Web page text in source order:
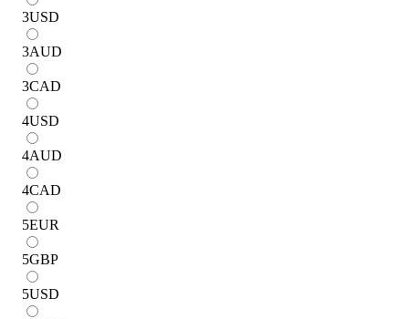
3USD
3AUD
3CAD
4USD
4AUD
4CAD
5EUR
5GBP
5USD